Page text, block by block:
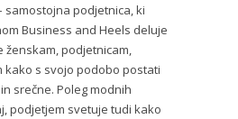
samostojna podjetnica, ki
Business and Heels deluje
ženskam, podjetnicam,
kako s svojo podobo postati
srečne. Poleg modnih
podjetjem svetuje tudi kako